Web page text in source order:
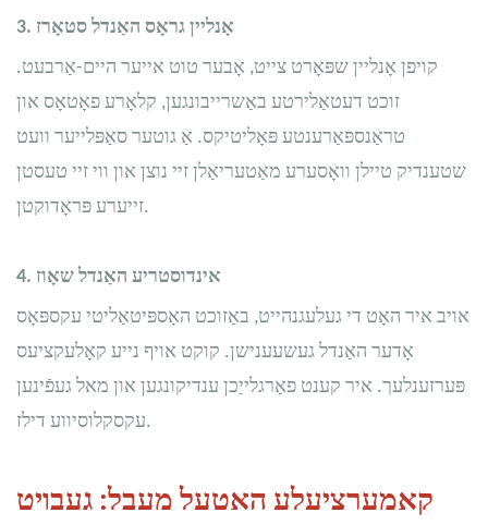
3. אָנליין גראָס האַנדל סטאָרז
קויפן אָנליין שפּאָרט צייט, אָבער טוט אייער היים-אַרבעט.
זוכט דעטאַלירטע באַשרייבונגען, קלאָרע פאָטאָס און
טראַנספּאַרענטע פּאָליטיקס. אַ גוטער סאַפּלייער וועט
שטענדיק טיילן וואָסערע מאַטעריאַלן זיי נוצן און ווי זיי טעסטן
זייערע פּראָדוקטן.
4. אינדוסטריע האַנדל שאָוז
אויב איר האָט די געלעגנהייט, באַזוכט האָספּיטאַליטי עקספּאָס
אָדער האַנדל געשעענישן. קוקט אויף נייע קאָלעקציעס
פּערזענלעך. איר קענט פאַרגלייַכן ענדיקונגען און מאל געפֿינען
עקסקלוסיווע דילז.
קאמערציעלע האטעל מעבל: געבויט